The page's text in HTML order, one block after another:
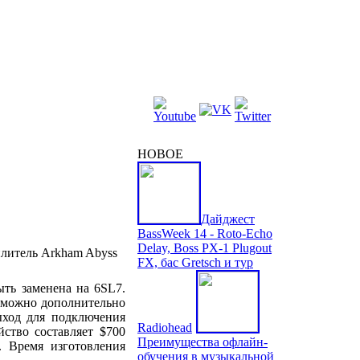
заменена на 6SL7.
дополнительно
для подключения
составляет $700
Время изготовления
НОВОЕ
Дайджест
BassWeek 14 - Roto-Echo
Delay, Boss PX-1 Plugout
FX, бас Gretsch и тур
Radiohead
Преимущества офлайн-
обучения в музыкальной